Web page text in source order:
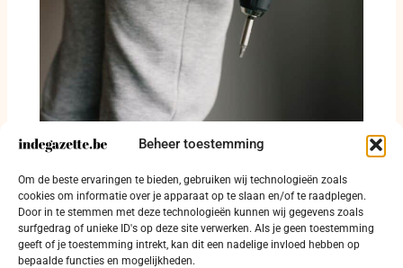
Beheer toestemming
Om de beste ervaringen te bieden, gebruiken wij technologieën zoals
cookies om informatie over je apparaat op te slaan en/of te raadplegen.
Door in te stemmen met deze technologieën kunnen wij gegevens zoals
surfgedrag of unieke ID's op deze site verwerken. Als je geen toestemming
geeft of je toestemming intrekt, kan dit een nadelige invloed hebben op
bepaalde functies en mogelijkheden.
Auto in lichterlaaie, fietsster gewond en
dieven slaan toe in politiezone Kouter
17 juli 2026